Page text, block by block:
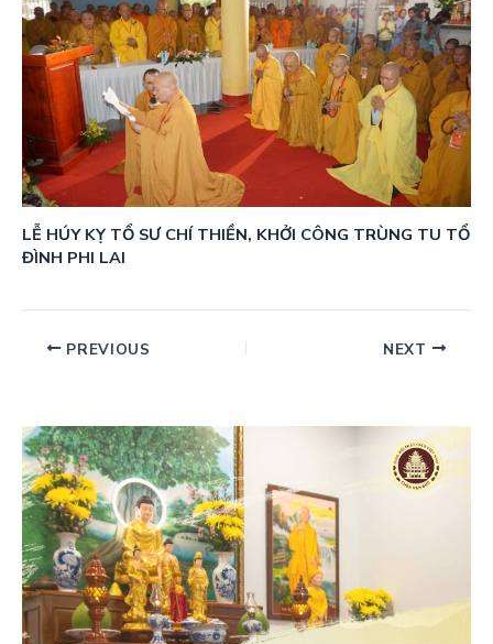
LỄ HÚY KỴ TỔ SƯ CHÍ THIỀN, KHỞI CÔNG TRÙNG TU TỔ
ĐÌNH PHI LAI
PREVIOUS NEXT